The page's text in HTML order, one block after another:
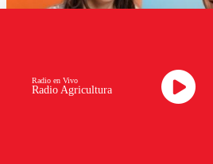
Radio Agricultura
Radio en Vivo